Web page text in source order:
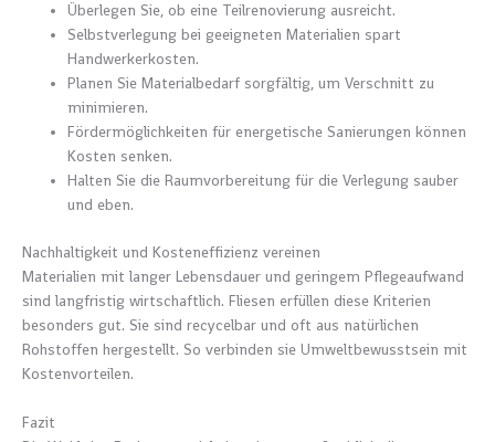
Überlegen Sie, ob eine Teilrenovierung ausreicht.
Selbstverlegung bei geeigneten Materialien spart
Handwerkerkosten.
Planen Sie Materialbedarf sorgfältig, um Verschnitt zu
minimieren.
Fördermöglichkeiten für energetische Sanierungen können
Kosten senken.
Halten Sie die Raumvorbereitung für die Verlegung sauber
und eben.
Nachhaltigkeit und Kosteneffizienz vereinen
Materialien mit langer Lebensdauer und geringem Pflegeaufwand
sind langfristig wirtschaftlich. Fliesen erfüllen diese Kriterien
besonders gut. Sie sind recycelbar und oft aus natürlichen
Rohstoffen hergestellt. So verbinden sie Umweltbewusstsein mit
Kostenvorteilen.
Fazit